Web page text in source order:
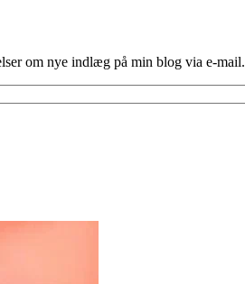
om nye indlæg på min blog via e-mail.